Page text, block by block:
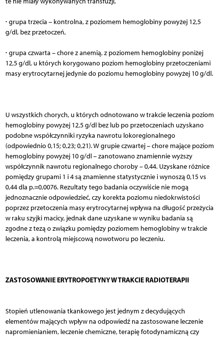
∙ grupa trzecia – kontrolna, z poziomem hemoglobiny powyżej 12,5
g/dl, bez przetoczeń,
∙ grupa czwarta – chore z anemią, z poziomem hemoglobiny poniżej
12,5 g/dl, u których korygowano poziom hemoglobiny przetoczeniami
masy erytrocytarnej jedynie do poziomu hemoglobiny powyżej 10 g/dl.
U wszystkich chorych, u których odnotowano w trakcie leczenia poziom
hemoglobiny powyżej 12,5 g/dl bez lub po przetoczeniach uzyskano
podobne współczynniki ryzyka nawrotu lokoregionalnego
(odpowiednio 0,15; 0,23; 0,21). W grupie czwartej – chore mające poziom
hemoglobiny powyżej 10 g/dl – zanotowano znamiennie wyższy
współczynnik nawrotu regionalnego choroby – 0,44. Uzyskane różnice
pomiędzy grupami 1 i 4 są znamienne statystycznie i wynoszą 0,15 vs
0,44 dla p.=0,0076. Rezultaty tego badania oczywiście nie mogą
jednoznacznie odpowiedzieć, czy korekta poziomu niedokrwistości
poprzez przetoczenia masy erytrocytarnej wpływa na długość przeżycia
w raku szyjki macicy, jednak dane uzyskane w wyniku badania są
zgodne z tezą o związku pomiędzy poziomem hemoglobiny w trakcie
leczenia, a kontrolą miejscową nowotworu po leczeniu.
ZASTOSOWANIE ERYTROPOETYNY W TRAKCIE RADIOTERAPII
Stopień utlenowania tkankowego jest jednym z decydujących
elementów mających wpływ na odpowiedź na zastosowane leczenie
napromienianiem, leczenie chemiczne, terapię fotodynamiczną czy